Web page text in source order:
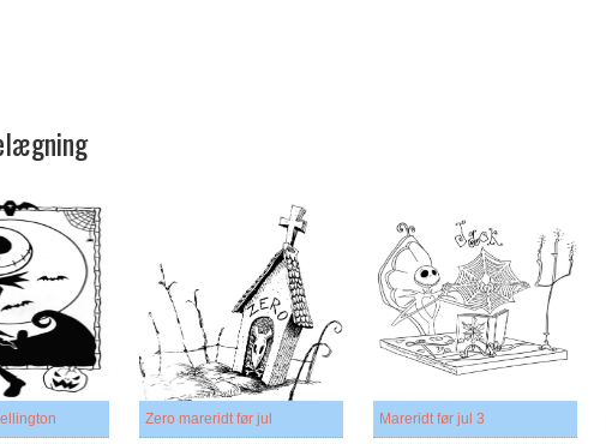
Zero mareridt før jul Mareridt før jul 3